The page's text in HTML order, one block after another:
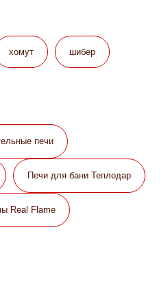
хомут шибер
печи
Печи для бани Теплодар
Real Flame